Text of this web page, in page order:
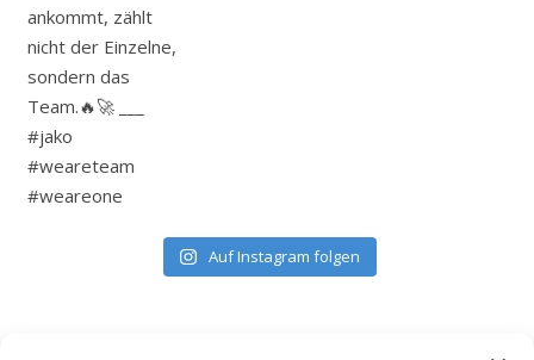
Auf Instagram folgen